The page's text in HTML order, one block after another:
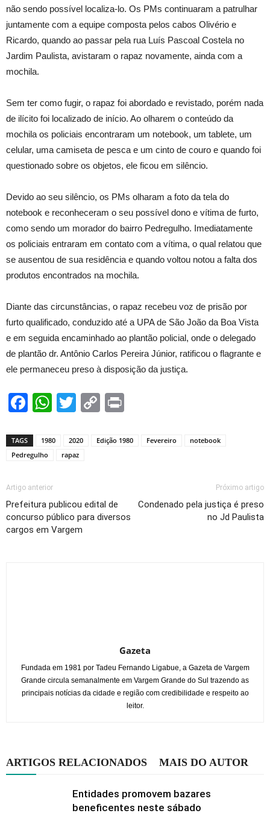
não sendo possível localiza-lo. Os PMs continuaram a patrulhar
juntamente com a equipe composta pelos cabos Olivério e
Ricardo, quando ao passar pela rua Luís Pascoal Costela no
Jardim Paulista, avistaram o rapaz novamente, ainda com a
mochila.
Sem ter como fugir, o rapaz foi abordado e revistado, porém nada
de ilícito foi localizado de início. Ao olharem o conteúdo da
mochila os policiais encontraram um notebook, um tablete, um
celular, uma camiseta de pesca e um cinto de couro e quando foi
questionado sobre os objetos, ele ficou em silêncio.
Devido ao seu silêncio, os PMs olharam a foto da tela do
notebook e reconheceram o seu possível dono e vítima de furto,
como sendo um morador do bairro Pedregulho. Imediatamente
os policiais entraram em contato com a vítima, o qual relatou que
se ausentou de sua residência e quando voltou notou a falta dos
produtos encontrados na mochila.
Diante das circunstâncias, o rapaz recebeu voz de prisão por
furto qualificado, conduzido até a UPA de São João da Boa Vista
e em seguida encaminhado ao plantão policial, onde o delegado
de plantão dr. Antônio Carlos Pereira Júnior, ratificou o flagrante e
ele permaneceu preso à disposição da justiça.
Facebook
WhatsApp
TwitterCopy
TAGS 1980 2020 Edição 1980 Fevereiro
notebook
Pedregulho
rapaz
Artigo anterior
Prefeitura publicou edital de
concurso público para diversos
cargos em Vargem
Próximo artigo
Condenado pela justiça é preso
no Jd Paulista
Gazeta
Fundada em 1981 por Tadeu Fernando Ligabue, a Gazeta de Vargem
Grande circula semanalmente em Vargem Grande do Sul trazendo as
principais notícias da cidade e região com credibilidade e respeito ao
leitor.
ARTIGOS RELACIONADOS MAIS DO AUTOR
Entidades promovem bazares
beneficentes neste sábado